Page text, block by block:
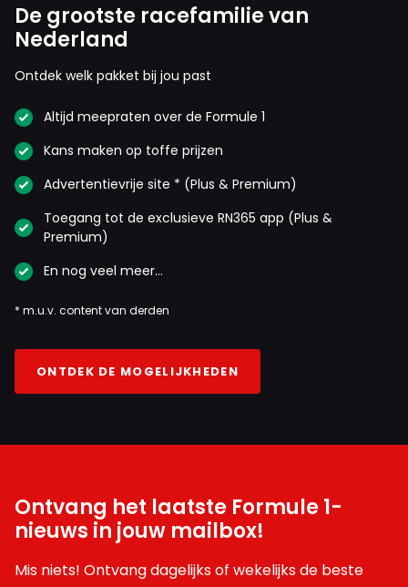
De grootste racefamilie van
Nederland
Ontdek welk pakket bij jou past
Altijd meepraten over de Formule 1
Kans maken op toffe prijzen
Advertentievrije site * (Plus & Premium)
Toegang tot de exclusieve RN365 app (Plus &
Premium)
En nog veel meer…
* m.u.v. content van derden
ONTDEK DE MOGELIJKHEDEN
Ontvang het laatste Formule 1-
nieuws in jouw mailbox!
Mis niets! Ontvang dagelijks of wekelijks de beste